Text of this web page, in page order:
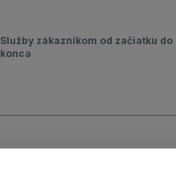
Služby zákazníkom od začiatku do
konca